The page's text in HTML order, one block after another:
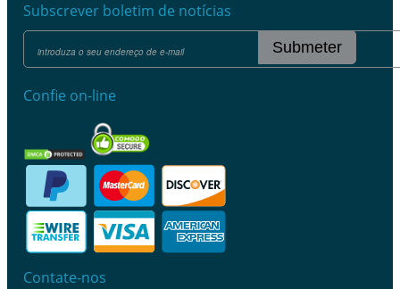
Subscrever boletim de notícias
Submeter
Confie on-line
Contate-nos